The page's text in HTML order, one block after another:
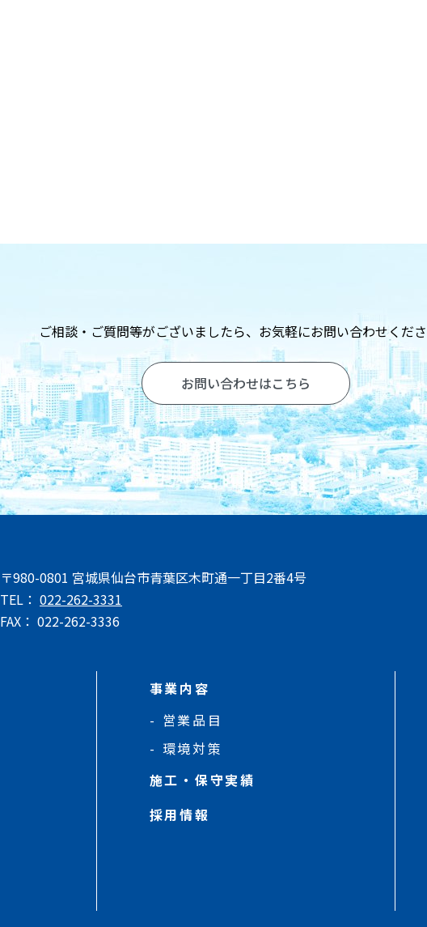
ご相談・ご質問等がございましたら、 お気軽にお問い合わせくだ
お問い合わせはこちら
〒980-0801 宮城県仙台市青葉区木町通一丁目2番4号
TEL： 022-262-3331
FAX： 022-262-3336
事業内容
営業品目
環境対策
施工・保守実績
採用情報